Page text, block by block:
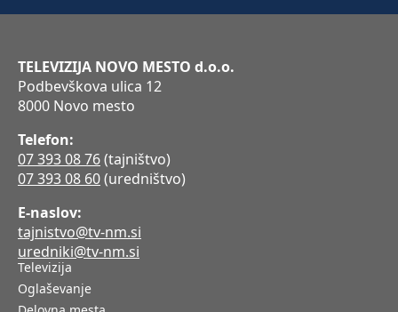
TELEVIZIJA NOVO MESTO d.o.o.
Podbevškova ulica 12
8000 Novo mesto
Telefon:
07 393 08 76(tajništvo)
07 393 08 60(uredništvo)
E-naslov:
tajnistvo@tv-nm.si
uredniki@tv-nm.si
Televizija
Oglaševanje